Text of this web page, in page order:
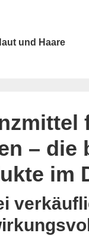
und Haare
– die
im